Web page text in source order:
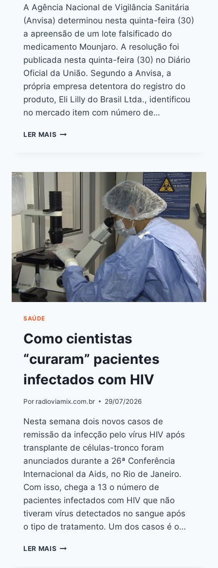
A Agência Nacional de Vigilância Sanitária
(Anvisa) determinou nesta quinta-feira (30)
a apreensão de um lote falsificado do
medicamento Mounjaro. A resolução foi
publicada nesta quinta-feira (30) no Diário
Oficial da União. Segundo a Anvisa, a
própria empresa detentora do registro do
produto, Eli Lilly do Brasil Ltda., identificou
no mercado item com número de…
LER MAIS
SAÚDE
Como cientistas
“curaram” pacientes
infectados com HIV
Por radioviamix.com.br 29/07/2026
Nesta semana dois novos casos de
remissão da infecção pelo vírus HIV após
transplante de células-tronco foram
anunciados durante a 26ª Conferência
Internacional da Aids, no Rio de Janeiro.
Com isso, chega a 13 o número de
pacientes infectados com HIV que não
tiveram vírus detectados no sangue após
o tipo de tratamento. Um dos casos é o…
LER MAIS